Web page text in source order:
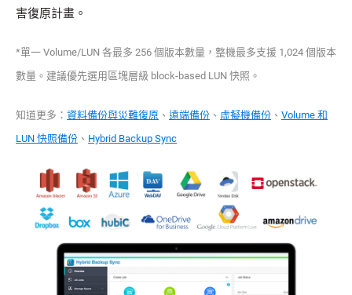
害復原計畫。
*單一 Volume/LUN 各最多 256 個版本數量，整機最多支援 1,024 個版本
數量。建議優先選用區塊層級 block-based LUN 快照。
知道更多： 資料備份與災難復原 、 遠端備份 、 虛擬機備份 、 Volume 和
LUN 快照備份 、 Hybrid Backup Sync